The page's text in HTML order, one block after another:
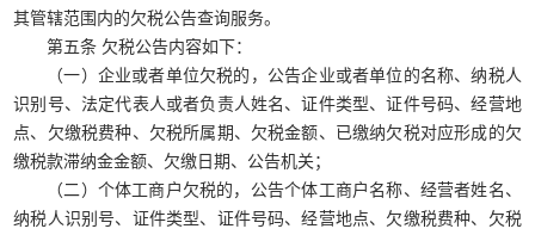
其管辖范围内的欠税公告查询服务。
第五条 欠税公告内容如下：
（一）企业或者单位欠税的，公告企业或者单位的名称、纳税人
识别号、法定代表人或者负责人姓名、证件类型、证件号码、经营地
点、欠缴税费种、欠税所属期、欠税金额、已缴纳欠税对应形成的欠
缴税款滞纳金金额、欠缴日期、公告机关；
（二）个体工商户欠税的，公告个体工商户名称、经营者姓名、
纳税人识别号、证件类型、证件号码、经营地点、欠缴税费种、欠税